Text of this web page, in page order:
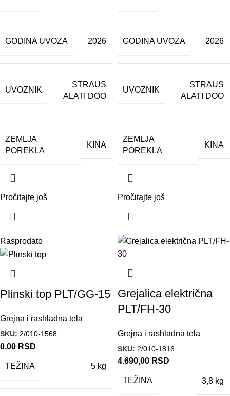
GODINA UVOZA 2026
UVOZNIK
STRAUS
ALATI DOO
ZEMLJA
POREKLA
KINA
Pročitajte još
GODINA UVOZA 2026
UVOZNIK
STRAUS
ALATI DOO
ZEMLJA
POREKLA
KINA
Pročitajte još
Rasprodato
Plinski top PLT/GG-15
Grejna i rashladna tela
SKU: 2/010-1568
0,00 RSD
TEŽINA 5 kg
Grejalica električna
PLT/FH-30
Grejna i rashladna tela
SKU: 2/010-1816
4.690,00 RSD
TEŽINA 3,8 kg